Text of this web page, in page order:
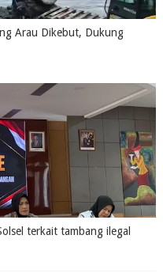
Arau Dikebut, Dukung
terkait tambang ilegal